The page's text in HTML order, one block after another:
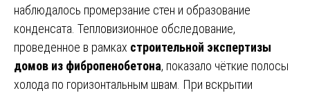
наблюдалось промерзание стен и образование
конденсата. Тепловизионное обследование,
проведенное в рамках строительной экспертизы
домов из фибропенобетона, показало чёткие полосы
холода по горизонтальным швам. При вскрытии